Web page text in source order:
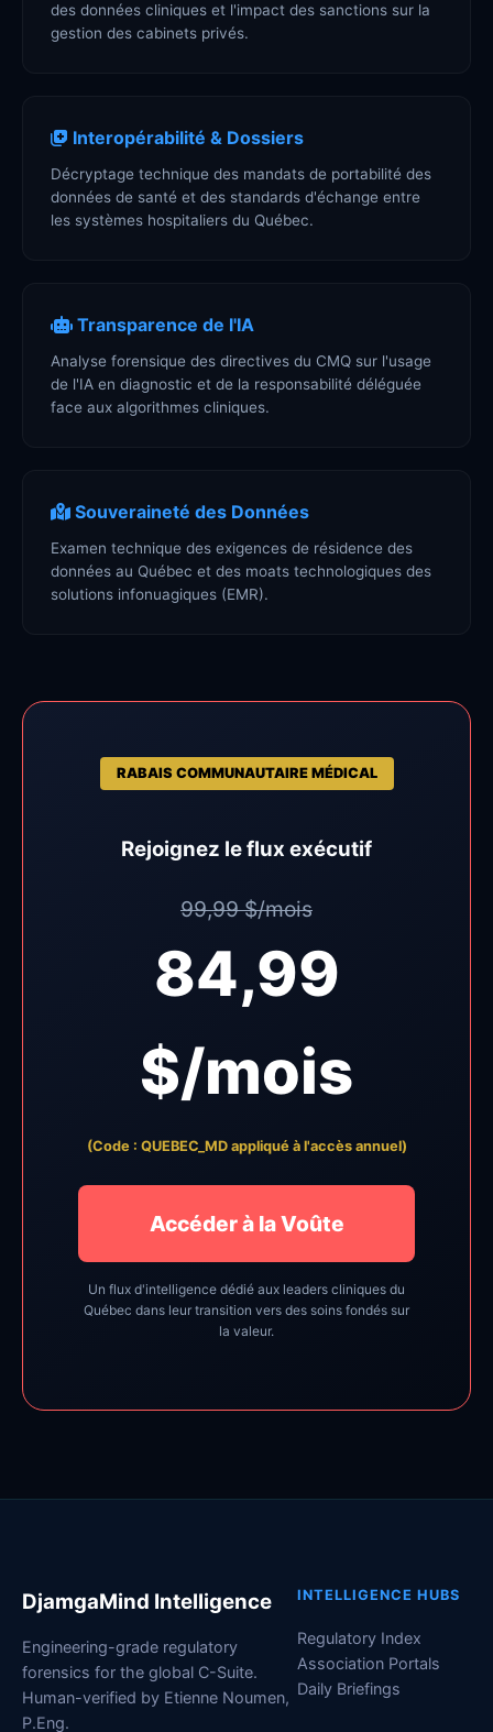
des données cliniques et l'impact des sanctions sur la
gestion des cabinets privés.
Interopérabilité & Dossiers
Décryptage technique des mandats de portabilité des
données de santé et des standards d'échange entre
les systèmes hospitaliers du Québec.
Transparence de l'IA
Analyse forensique des directives du CMQ sur l'usage
de l'IA en diagnostic et de la responsabilité déléguée
face aux algorithmes cliniques.
Souveraineté des Données
Examen technique des exigences de résidence des
données au Québec et des moats technologiques des
solutions infonuagiques (EMR).
RABAIS COMMUNAUTAIRE MÉDICAL
Rejoignez le flux exécutif
99,99 $/mois
84,99
$/mois
(Code : QUEBEC_MD appliqué à l'accès annuel)
Accéder à la Voûte
Un flux d'intelligence dédié aux leaders cliniques du
Québec dans leur transition vers des soins fondés sur
la valeur.
DjamgaMind Intelligence
Engineering-grade regulatory
forensics for the global C-Suite.
Human-verified by Etienne Noumen,
P.Eng.
INTELLIGENCE HUBS
Regulatory Index
Association Portals
Daily Briefings